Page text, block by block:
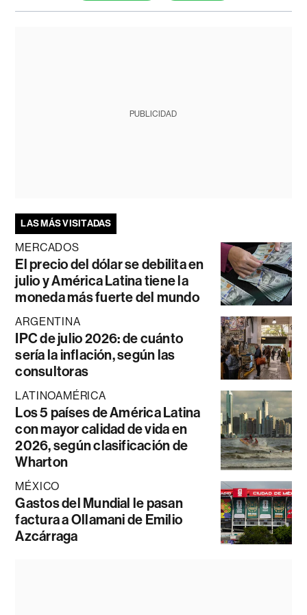
PUBLICIDAD
LAS MÁS VISITADAS
MERCADOS
El precio del dólar se debilita en
julio y América Latina tiene la
moneda más fuerte del mundo
ARGENTINA
IPC de julio 2026: de cuánto
sería la inflación, según las
consultoras
LATINOAMÉRICA
Los 5 países de América Latina
con mayor calidad de vida en
2026, según clasificación de
Wharton
MÉXICO
Gastos del Mundial le pasan
factura a Ollamani de Emilio
Azcárraga